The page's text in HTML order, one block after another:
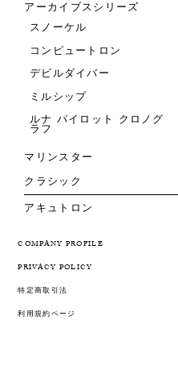
アーカイブスシリーズ
スノーケル
コンピュートロン
デビルダイバー
ミルシップ
ルナ パイロット クロノグ
ラフ
マリンスター
クラシック
アキュトロン
COMPANY PROFILE
PRIVACY POLICY
特定商取引法
利用規約ページ